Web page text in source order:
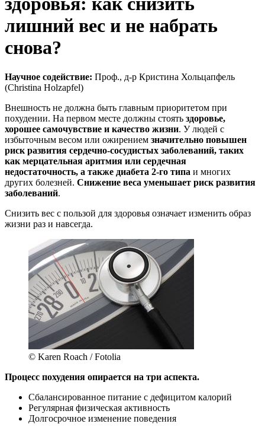
лишний вес и не набрать
снова?
Научное содействие: Проф., д-р Кристина Хольцапфель
(Christina Holzapfel)
Внешность не должна быть главным приоритетом при
похудении. На первом месте должны стоять здоровье,
хорошее самочувствие и качество жизни. У людей с
избыточным весом или ожирением значительно повышен
риск развития сердечно-сосудистых заболеваний, таких
как мерцательная аритмия или сердечная
недостаточность, а также диабета 2-го типа и многих
других болезней. Снижение веса уменьшает риск развития
заболеваний.
Снизить вес с пользой для здоровья означает изменить образ
жизни раз и навсегда.
© Karen Roach / Fotolia
Процесс похудения опирается на три аспекта.
Сбалансированное питание с дефицитом калорий
Регулярная физическая активность
Долгосрочное изменение поведения